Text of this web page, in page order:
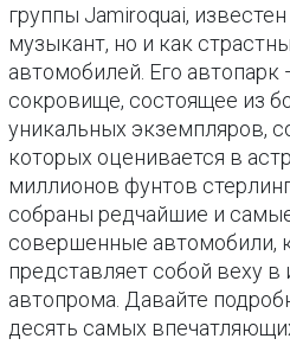
группы Jamiroquai,
музыкант, но и как
автомобилей. Его автопарк
сокровище, состоящее из
уникальных экземпляров,
которых оценивается в
миллионов фунтов
собраны редчайшие и
совершенные автомобили,
представляет собой веху
автопрома. Давайте
десять самых